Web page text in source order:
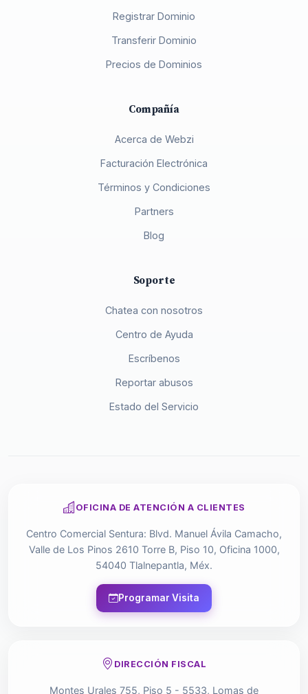
Registrar Dominio
Transferir Dominio
Precios de Dominios
Compañía
Acerca de Webzi
Facturación Electrónica
Términos y Condiciones
Partners
Blog
Soporte
Chatea con nosotros
Centro de Ayuda
Escríbenos
Reportar abusos
Estado del Servicio
OFICINA DE ATENCIÓN A CLIENTES
Centro Comercial Sentura: Blvd. Manuel Ávila Camacho,
Valle de Los Pinos 2610 Torre B, Piso 10, Oficina 1000,
54040 Tlalnepantla, Méx.
Programar Visita
DIRECCIÓN FISCAL
Montes Urales 755, Piso 5 - 5533, Lomas de